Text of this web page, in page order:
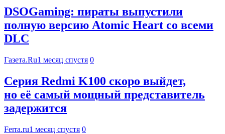
DSOGaming: пираты выпустили
полную версию Atomic Heart со всеми
DLC
Газета.Ru1 месяц спустя 0
Серия Redmi K100 скоро выйдет,
но её самый мощный представитель
задержится
Ferra.ru1 месяц спустя 0